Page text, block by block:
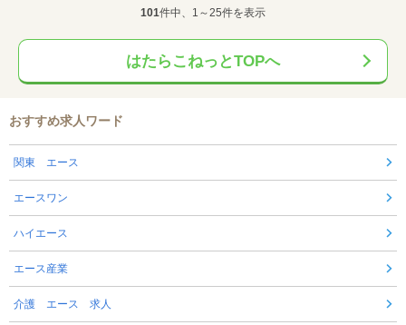
101件中、1～25件を表示
はたらこねっとTOPへ
おすすめ求人ワード
関東 エース
エースワン
ハイエース
エース産業
介護 エース 求人